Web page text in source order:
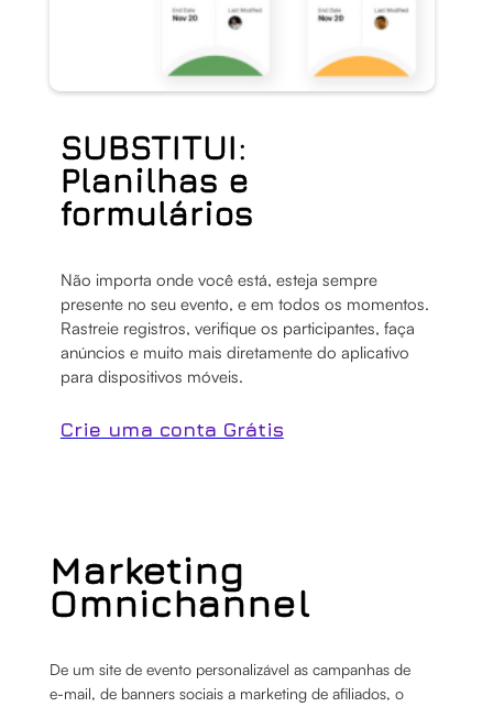
SUBSTITUI:
Planilhas e
formulários
Não importa onde você está, esteja sempre
presente no seu evento, e em todos os momentos.
Rastreie registros, verifique os participantes, faça
anúncios e muito mais diretamente do aplicativo
para dispositivos móveis.
Crie uma conta Grátis
Marketing
Omnichannel
De um site de evento personalizável as campanhas de
e-mail, de banners sociais a marketing de afiliados, o